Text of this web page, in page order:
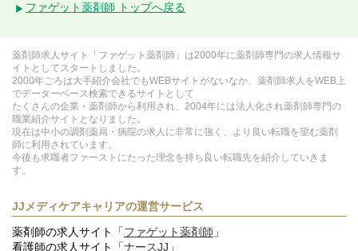
ファゲット薬剤師 トップへ戻る
薬剤師求人サイト「ファゲット薬剤師」は2000年に薬剤師専門の求人情報サ
イトとしてスタートしました。
2000年ごろは大手紹介会社でもWEBサイトがないなか、薬剤師求人をWEB上
でデーターベース検索できるサイトとして
たくさんの企業・薬剤師から利用され、2004年には法人化され薬剤師専門の
職業紹介サイトとなりました。
現在は中小の調剤薬局・病院の求人に非常に強く、より良い転職を望む薬剤
師に利用されています。
今後も求職者ファーストにたった理念を持ち良い転職先を紹介していきま
す。
JJメディケアキャリアの運営サービス
薬剤師の求人サイト「ファゲット薬剤師 」
看護師の求人サイト「ナースJJ 」